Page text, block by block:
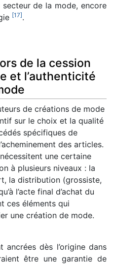
de la mode, encore
[17].
de la cession
et l’authenticité
de créations de mode
sur le choix et la qualité
spécifiques de
des articles.
une certaine
à plusieurs niveaux : la
la distribution (grossiste,
l’acte final d’achat du
ces éléments qui
une création de mode.
dès l’origine dans
être une garantie de